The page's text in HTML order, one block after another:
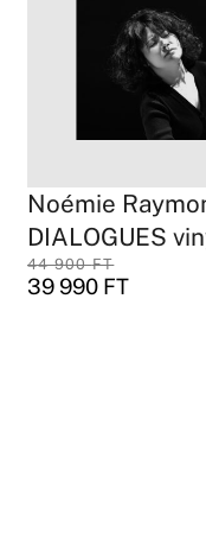
Noémie
DIALOGUES
44 900FT
39 990 FT